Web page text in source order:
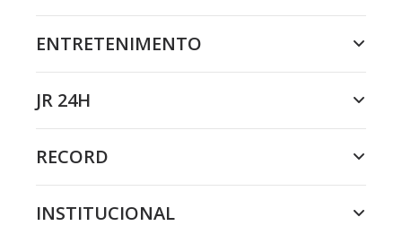
ENTRETENIMENTO
JR 24H
RECORD
INSTITUCIONAL